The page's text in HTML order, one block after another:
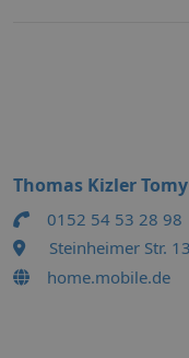
Thomas Kizler
0152 54 53 28 98
Steinheimer Str.
home.mobile.de